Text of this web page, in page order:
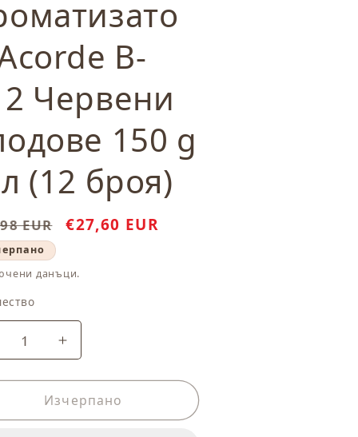
B-
Червени
150 g
(12 броя)
EUR
Цена
разпродажба
€27,60 EUR
данъци.
Увеличаване
на
количеството
за
Ароматизатор
Изчерпано